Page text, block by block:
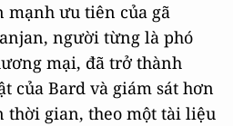
mạnh ưu tiên của gã
người từng là phó
mại, đã trở thành
của Bard và giám sát hơn
thời gian, theo một tài liệu